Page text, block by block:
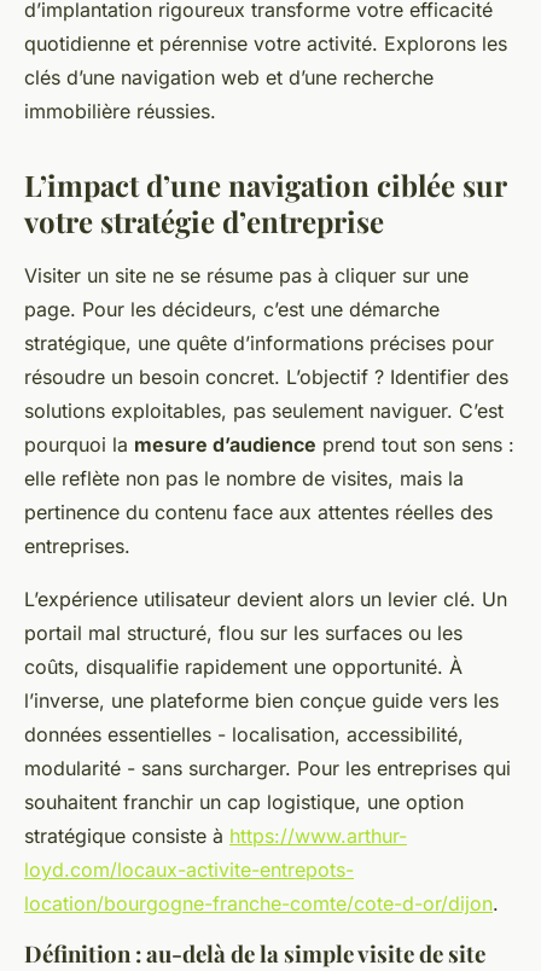
d’implantation rigoureux transforme votre efficacité
quotidienne et pérennise votre activité. Explorons les
clés d’une navigation web et d’une recherche
immobilière réussies.
L’impact d’une navigation ciblée sur
votre stratégie d’entreprise
Visiter un site ne se résume pas à cliquer sur une
page. Pour les décideurs, c’est une démarche
stratégique, une quête d’informations précises pour
résoudre un besoin concret. L’objectif ? Identifier des
solutions exploitables, pas seulement naviguer. C’est
pourquoi la mesure d’audience prend tout son sens :
elle reflète non pas le nombre de visites, mais la
pertinence du contenu face aux attentes réelles des
entreprises.
L’expérience utilisateur devient alors un levier clé. Un
portail mal structuré, flou sur les surfaces ou les
coûts, disqualifie rapidement une opportunité. À
l’inverse, une plateforme bien conçue guide vers les
données essentielles - localisation, accessibilité,
modularité - sans surcharger. Pour les entreprises qui
souhaitent franchir un cap logistique, une option
stratégique consiste à https://www.arthur-
loyd.com/locaux-activite-entrepots-
location/bourgogne-franche-comte/cote-d-or/dijon.
Définition : au-delà de la simple visite de site